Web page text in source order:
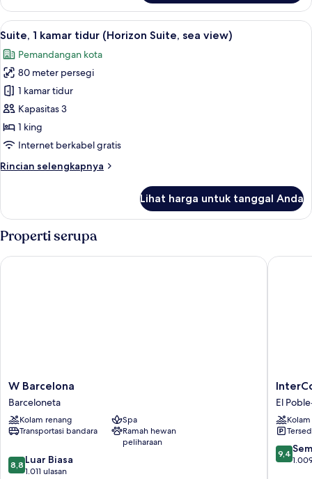
Sea
View)
Kamar,
Tempat
King,
pemandangan
laut
(Panorama
Lateral
Sea
View)
Lihat
semua
foto
untuk
Suite,
1
kamar
tidur
Suite, sea
Seprai premium, minibar, brankas,
8
Suite, 1 kamar tidur (Horizon Suite, sea view)
Pemandangan kota
80 meter persegi
1 kamar tidur
Kapasitas 3
1 king
Internet berkabel gratis
Rincian selengkapnya
Rincian
Suite,
kamar
(Horizon
Lihat harga untuk tanggal Anda
Properti serupa
W
Barcelona
Barceloneta
W Barcelona
Barceloneta
Kolam renang
Spa
Transportasi bandara
Ramah hewan
peliharaan
8.8
dari
8,8 Luar Biasa
1.011 ulasan
W Barcelona
by
IHG
El
Poble-
sec
El
9.4
dari
9,4